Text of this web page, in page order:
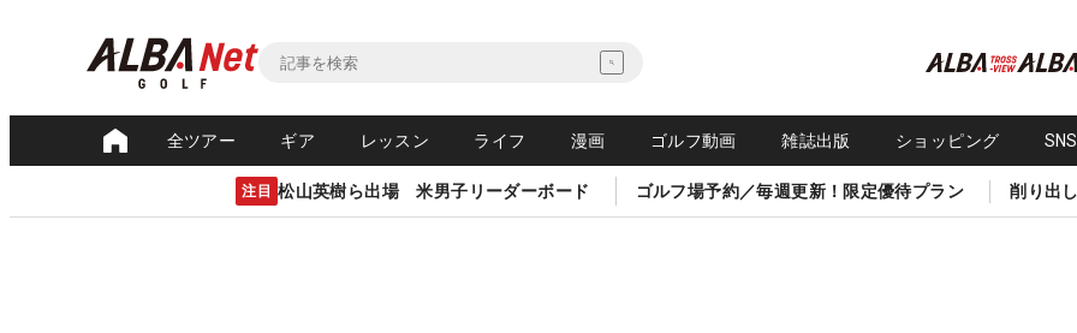
全ツアー ギア レッスン ライフ 漫画 ゴルフ動画 雑誌出版 ショッピング
注目 松山英樹ら出場 米男子リーダーボード ゴルフ場予約／毎週更新！限定優待プラン 削り出